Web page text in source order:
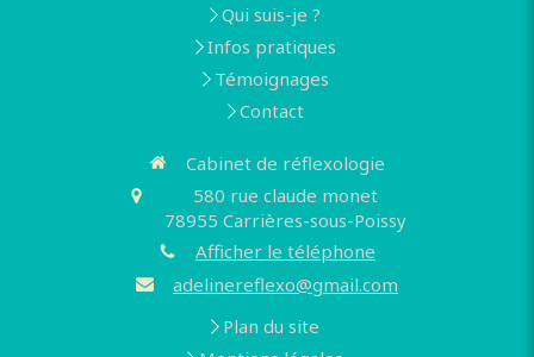
Qui suis-je ?
Infos pratiques
Témoignages
Contact
Cabinet de réflexologie
580 rue claude monet
78955 Carrières-sous-Poissy
Afficher le téléphone
adelinereflexo@gmail.com
Plan du site